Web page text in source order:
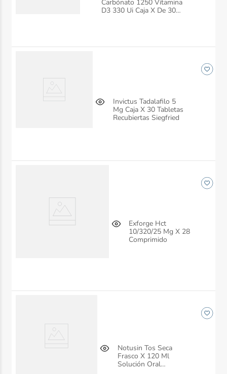
Carbónato 1250 Vitamina
D3 330 Ui Caja X De 30
Invictus Tadalafilo 5
Mg Caja X 30 Tabletas
Recubiertas Siegfried
Exforge Hct
10/320/25 Mg X 28
Comprimido
Notusin Tos Seca
Frasco X 120 Ml
Solución Oral